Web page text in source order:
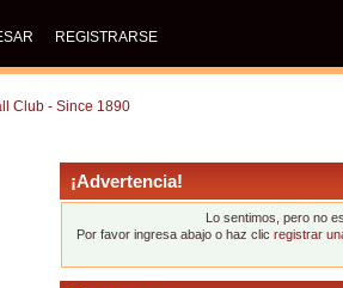
REGISTRARSE
Club - Since 1890
¡Advertencia!
Lo sentimos, pero no
Por favor ingresa abajo o haz clicregistrar